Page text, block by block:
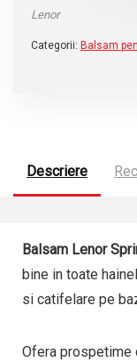
Lenor
Categorii: Balsam
Descriere
Balsam Lenor
bine in toate
si catifelare pe
Ofera prospetime